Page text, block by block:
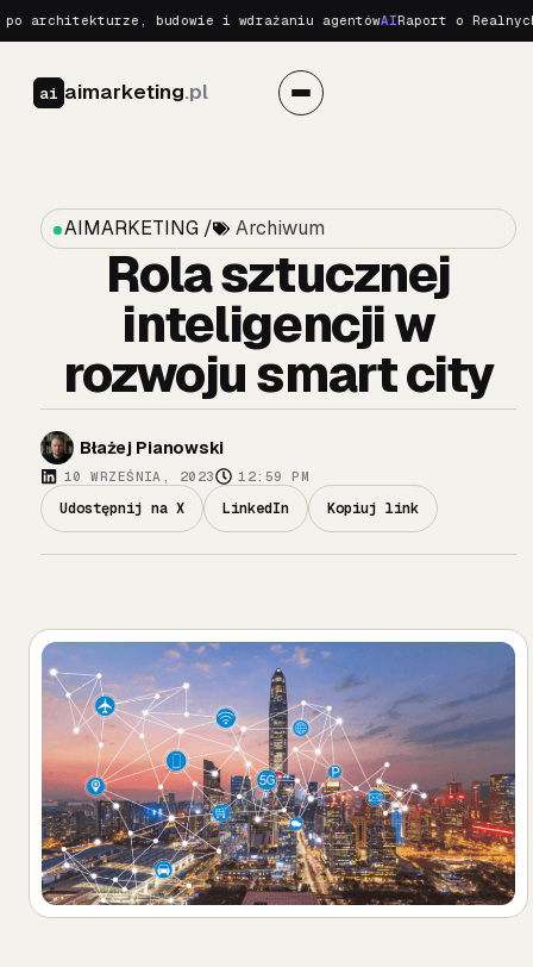
budowie i wdrażaniu agentówAIRaport o Realnych
ai aimarketing.pl
AIMARKETING / Archiwum
Rola sztucznej
inteligencji w
rozwoju smart city
Błażej Pianowski
10 WRZEŚNIA, 2023 12:59 PM
Udostępnij na X LinkedIn Kopiuj link